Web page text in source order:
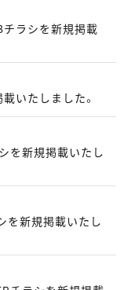
チラシを新規掲載
いたしました。
を新規掲載いたし
を新規掲載いたし